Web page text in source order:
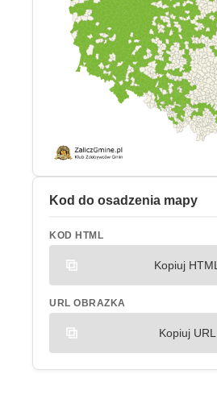
Kod do osadzenia mapy
KOD HTML
Kopiuj HTML
URL OBRAZKA
Kopiuj URL